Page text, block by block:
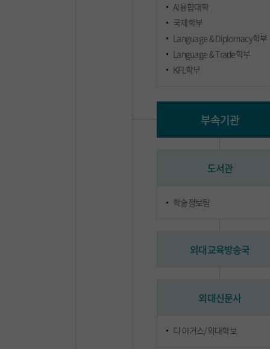
AI융합대학
국제학부
Language & Diplomacy학부
Language & Trade학부
KFL학부
부속기관
도서관
학술정보팀
외대교육방송국
외대신문사
디 아거스/외대학보